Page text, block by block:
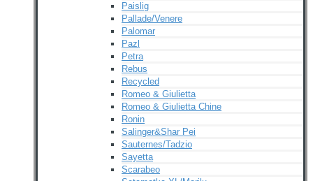
Paislig
Pallade/Venere
Palomar
Pazl
Petra
Rebus
Recycled
Romeo & Giulietta
Romeo & Giulietta Chine
Ronin
Salinger&Shar Pei
Sauternes/Tadzio
Sayetta
Scarabeo